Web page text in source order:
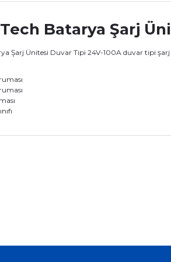
Batarya Şarj
Şarj Ünitesi Duvar Tipi 24V-100A duvar tipi şarj